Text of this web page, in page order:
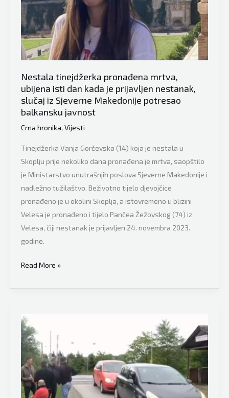
kesom
lisicama
na
rukama,
izbezumljenog
pogleda
uveden
u
zgradu
Nestala tinejdžerka pronađena mrtva,
ubijena isti dan kada je prijavljen nestanak,
slučaj iz Sjeverne Makedonije potresao
balkansku javnost
Crna hronika, Vijesti
Tinejdžerka Vanja Gorčevska (14) koja je nestala u
Skoplju prije nekoliko dana pronađena je mrtva, saopštilo
je Ministarstvo unutrašnjih poslova Sjeverne Makedonije i
nadležno tužilaštvo. Beživotno tijelo djevojčice
pronađeno je u okolini Skoplja, a istovremeno u blizini
Velesa je pronađeno i tijelo Pančea Žežovskog (74) iz
Velesa, čiji nestanak je prijavljen 24. novembra 2023.
godine.
Nestala
pronađena
ubijena
isti
dan
kada
je
prijavljen
Read More »